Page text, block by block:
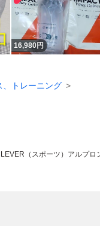
16,980円
、トレーニング
（スポーツ） アルプロ